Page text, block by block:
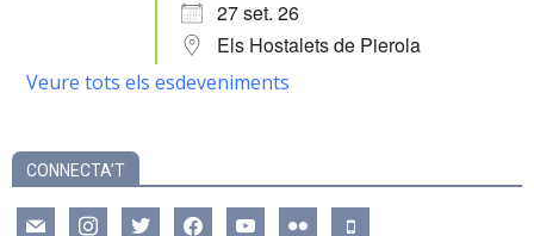
27 set. 26
Els Hostalets de Pierola
Veure tots els esdeveniments
CONNECTA’T
mail instagramtwitter facebookyoutube flickr mobile